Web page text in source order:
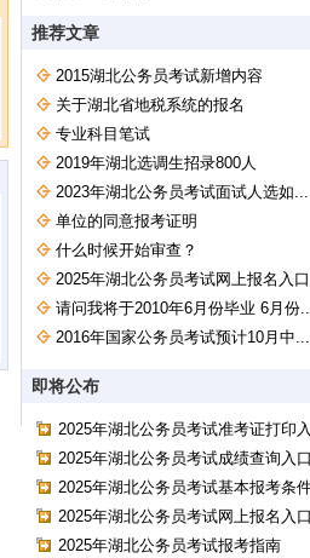
推荐文章
2015湖北公务员考试新增内容
关于湖北省地税系统的报名
专业科目笔试
2019年湖北选调生招录800人
2023年湖北公务员考试面试人选如...
单位的同意报考证明
什么时候开始审查？
2025年湖北公务员考试网上报名入口
请问我将于2010年6月份毕业 6月份
2016年国家公务员考试预计10月中...
即将公布
2025年湖北公务员考试准考证打印
2025年湖北公务员考试成绩查询入口
2025年湖北公务员考试基本报考条
2025年湖北公务员考试网上报名入口
2025年湖北公务员考试报考指南